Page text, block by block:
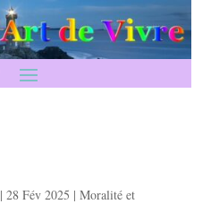
|28 Fév 2025 |Moralité et